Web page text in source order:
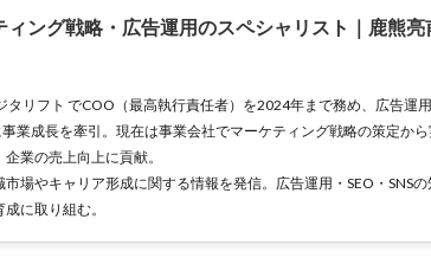
ィング戦略・広告運用のスペシャリスト ｜ 鹿熊亮
タリフト でCOO（最高執行責任者）を2024年まで務め、広告運用
業成長を牽引。現在は事業会社でマーケティング戦略の策定か
業の売上向上に貢献。
場やキャリア形成に関する情報を発信。広告運用・SEO・SNS
に取り組む。